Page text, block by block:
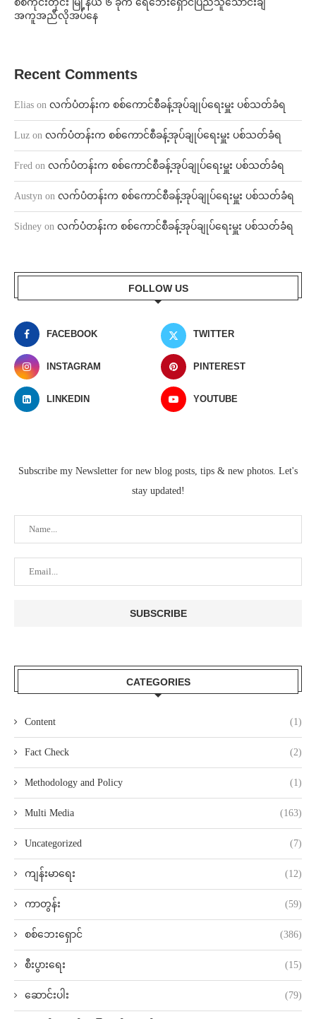
စစ်ကိုင်းတိုင်း မြို့နယ် ၆ ခုက ရေဘေးရှောင်ပြည်သူသောင်းချီ
အကူအညီလိုအပ်နေ
Recent Comments
Elias on လက်ပံတန်းက စစ်ကောင်စီခန့်အုပ်ချုပ်ရေးမှူး ပစ်သတ်ခံရ
Luz on လက်ပံတန်းက စစ်ကောင်စီခန့်အုပ်ချုပ်ရေးမှူး ပစ်သတ်ခံရ
Fred on လက်ပံတန်းက စစ်ကောင်စီခန့်အုပ်ချုပ်ရေးမှူး ပစ်သတ်ခံရ
Austyn on လက်ပံတန်းက စစ်ကောင်စီခန့်အုပ်ချုပ်ရေးမှူး ပစ်သတ်ခံရ
Sidney on လက်ပံတန်းက စစ်ကောင်စီခန့်အုပ်ချုပ်ရေးမှူး ပစ်သတ်ခံရ
FOLLOW US
FACEBOOK TWITTER
INSTAGRAM PINTEREST
LINKEDIN YOUTUBE
Subscribe my Newsletter for new blog posts, tips & new photos. Let's
stay updated!
CATEGORIES
Content (1)
Fact Check (2)
Methodology and Policy (1)
Multi Media (163)
Uncategorized (7)
ကျန်းမာရေး (12)
ကာတွန်း (59)
စစ်ဘေးရှောင် (386)
စီးပွားရေး (15)
ဆောင်းပါး (79)